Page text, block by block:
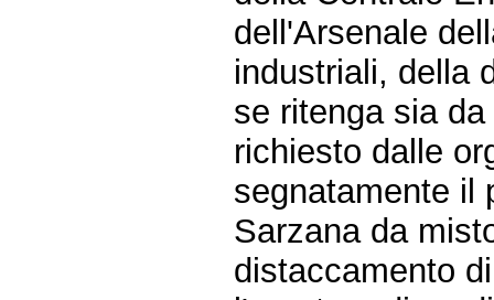
dell'Arsenale
industriali, della
se ritenga sia
richiesto dalle
segnatamente il
Sarzana da
distaccamento